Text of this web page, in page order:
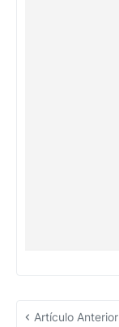
Artículo Anterior